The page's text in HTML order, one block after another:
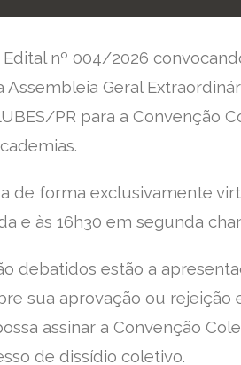
Edital nº 004/2026
Geral
PR para a Convenção
de forma exclusivamente
e às 16h30 em segunda
debatidos estão a
sua aprovação ou rejeição
assinar a Convenção
de dissídio coletivo.